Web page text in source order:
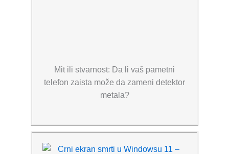
Mit ili stvarnost: Da li vaš pametni
telefon zaista može da zameni detektor
metala?